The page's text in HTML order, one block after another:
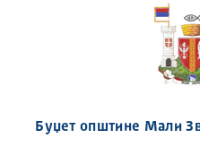
Буџет општине Мали